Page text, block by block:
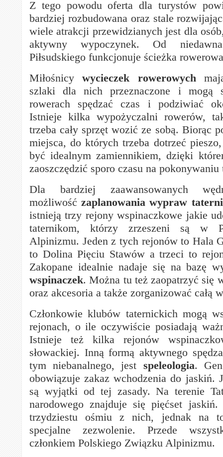
Z tego powodu oferta dla turystów
bardziej rozbudowana oraz stale
wiele atrakcji przewidzianych jest dla
aktywny wypoczynek. Od
Piłsudskiego funkcjonuje ścieżka
Miłośnicywycieczek rowerowych
szlaki dla nich przeznaczone i mogą
rowerach spędzać czas i podziwiać
Istnieje kilka wypożyczalni rowerów,
trzeba cały sprzęt wozić ze sobą. Biorąc
miejsca, do których trzeba dotrzeć
być idealnym zamiennikiem, dzięki
zaoszczędzić sporo czasu na pokonywaniu
Dla bardziej zaawansowanych
możliwośćzaplanowania wypraw
istnieją trzy rejony wspinaczkowe jakie
taternikom, którzy zrzeszeni są w
Alpinizmu. Jeden z tych rejonów to Hala
to Dolina Pięciu Stawów a trzeci to
Zakopane idealnie nadaje się na bazę
wspinaczek. Można tu też zaopatrzyć się
oraz akcesoria a także zorganizować całą
Członkowie klubów taternickich mogą
rejonach, o ile oczywiście posiadają
Istnieje też kilka rejonów
słowackiej. Inną formą aktywnego
tym niebanalnego, jest speleologia.
obowiązuje zakaz wchodzenia do jaskiń.
są wyjątki od tej zasady. Na terenie
narodowego znajduje się pięćset
trzydziestu ośmiu z nich, jednak na
specjalne zezwolenie. Przede
członkiem Polskiego Związku Alpinizmu.